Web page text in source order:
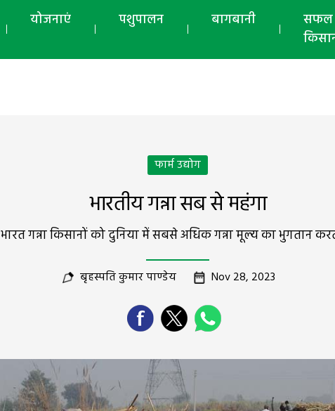
योजनाएं पशुपालन बागबानी
सफल
फार्म उद्योग
भारतीय गन्ना सब से महंगा
भारत गन्ना किसानों को दुनिया में सबसे अधिक गन्ना मूल्य का भुगतान
बृहस्पति कुमार पाण्डेय Nov 28, 2023